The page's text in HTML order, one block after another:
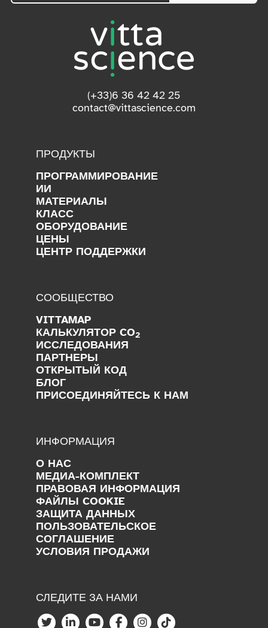
(+33)6 36 42 42 25
contact@vittascience.com
ПРОДУКТЫ
ПРОГРАММИРОВАНИЕ
ИИ
МАТЕРИАЛЫ
КЛАСС
ОБОРУДОВАНИЕ
ЦЕНЫ
ЦЕНТР ПОДДЕРЖКИ
СООБЩЕСТВО
VITTAMAP
КАЛЬКУЛЯТОР CO2
ИССЛЕДОВАНИЯ
ПАРТНЕРЫ
ОТКРЫТЫЙ КОД
БЛОГ
ПРИСОЕДИНЯЙТЕСЬ К НАМ
ИНФОРМАЦИЯ
О НАС
МЕДИА-КОМПЛЕКТ
ПРАВОВАЯ ИНФОРМАЦИЯ
ФАЙЛЫ COOKIE
ЗАЩИТА ДАННЫХ
ПОЛЬЗОВАТЕЛЬСКОЕ
СОГЛАШЕНИЕ
УСЛОВИЯ ПРОДАЖИ
СЛЕДИТЕ ЗА НАМИ